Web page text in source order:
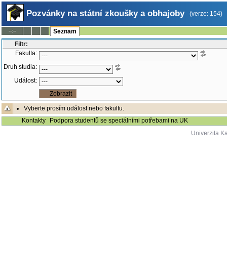
Pozvánky na státní zkoušky a obhajoby (verze: 154)
--:--
Seznam
Filtr:
Fakulta:
Druh studia:
Událost:
Vyberte prosím událost nebo fakultu.
Kontakty
Podpora studentů se speciálními potřebami na UK
Univerzita